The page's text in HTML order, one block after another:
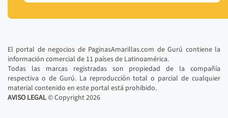
El portal de negocios de PaginasAmarillas.com de Gurú contiene la
información comercial de 11 países de Latinoamérica.
Todas las marcas registradas son propiedad de la compañía
respectiva o de Gurú. La reproducción total o parcial de cualquier
material contenido en este portal está prohibido.
AVISO LEGAL© Copyright2026